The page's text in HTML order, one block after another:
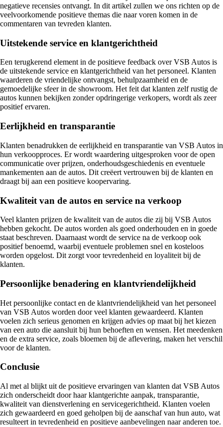
negatieve recensies ontvangt. In dit artikel zullen we ons richten op de
veelvoorkomende positieve themas die naar voren komen in de
commentaren van tevreden klanten.
Uitstekende service en klantgerichtheid
Een terugkerend element in de positieve feedback over VSB Autos is
de uitstekende service en klantgerichtheid van het personeel. Klanten
waarderen de vriendelijke ontvangst, behulpzaamheid en de
gemoedelijke sfeer in de showroom. Het feit dat klanten zelf rustig de
autos kunnen bekijken zonder opdringerige verkopers, wordt als zeer
positief ervaren.
Eerlijkheid en transparantie
Klanten benadrukken de eerlijkheid en transparantie van VSB Autos in
hun verkoopproces. Er wordt waardering uitgesproken voor de open
communicatie over prijzen, onderhoudsgeschiedenis en eventuele
mankementen aan de autos. Dit creëert vertrouwen bij de klanten en
draagt bij aan een positieve koopervaring.
Kwaliteit van de autos en service na verkoop
Veel klanten prijzen de kwaliteit van de autos die zij bij VSB Autos
hebben gekocht. De autos worden als goed onderhouden en in goede
staat beschreven. Daarnaast wordt de service na de verkoop ook
positief benoemd, waarbij eventuele problemen snel en kosteloos
worden opgelost. Dit zorgt voor tevredenheid en loyaliteit bij de
klanten.
Persoonlijke benadering en klantvriendelijkheid
Het persoonlijke contact en de klantvriendelijkheid van het personeel
van VSB Autos worden door veel klanten gewaardeerd. Klanten
voelen zich serieus genomen en krijgen advies op maat bij het kiezen
van een auto die aansluit bij hun behoeften en wensen. Het meedenken
en de extra service, zoals bloemen bij de aflevering, maken het verschil
voor de klanten.
Conclusie
Al met al blijkt uit de positieve ervaringen van klanten dat VSB Autos
zich onderscheidt door haar klantgerichte aanpak, transparantie,
kwaliteit van dienstverlening en servicegerichtheid. Klanten voelen
zich gewaardeerd en goed geholpen bij de aanschaf van hun auto, wat
resulteert in tevredenheid en positieve aanbevelingen naar anderen toe.